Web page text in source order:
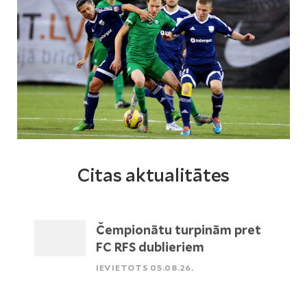
Citas aktualitātes
Čempionātu turpinām pret
FC RFS dublieriem
IEVIETOTS 05.08.26.